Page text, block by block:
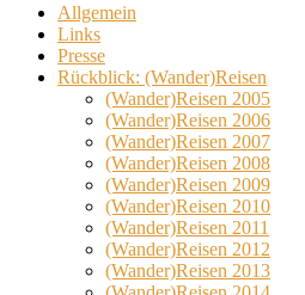
Allgemein
Links
Presse
Rückblick: (Wander)Reisen
(Wander)Reisen 2005
(Wander)Reisen 2006
(Wander)Reisen 2007
(Wander)Reisen 2008
(Wander)Reisen 2009
(Wander)Reisen 2010
(Wander)Reisen 2011
(Wander)Reisen 2012
(Wander)Reisen 2013